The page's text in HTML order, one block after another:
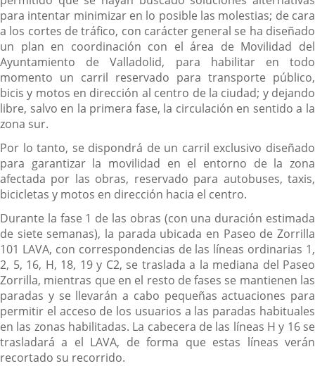
para intentar minimizar en lo posible las molestias; de cara
a los cortes de tráfico, con carácter general se ha diseñado
un plan en coordinación con el área de Movilidad del
Ayuntamiento de Valladolid, para habilitar en todo
momento un carril reservado para transporte público,
bicis y motos en dirección al centro de la ciudad; y dejando
libre, salvo en la primera fase, la circulación en sentido a la
zona sur.
Por lo tanto, se dispondrá de un carril exclusivo diseñado
para garantizar la movilidad en el entorno de la zona
afectada por las obras, reservado para autobuses, taxis,
bicicletas y motos en dirección hacia el centro.
Durante la fase 1 de las obras (con una duración estimada
de siete semanas), la parada ubicada en Paseo de Zorrilla
101 LAVA, con correspondencias de las líneas ordinarias 1,
2, 5, 16, H, 18, 19 y C2, se traslada a la mediana del Paseo
Zorrilla, mientras que en el resto de fases se mantienen las
paradas y se llevarán a cabo pequeñas actuaciones para
permitir el acceso de los usuarios a las paradas habituales
en las zonas habilitadas. La cabecera de las líneas H y 16 se
trasladará a el LAVA, de forma que estas líneas verán
recortado su recorrido.